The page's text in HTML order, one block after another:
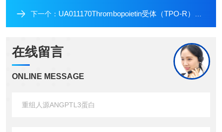
下一个： UA011170Thrombopoietin受体（TPO-R）重组蛋白
在线留言
ONLINE MESSAGE